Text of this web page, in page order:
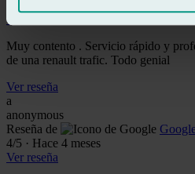
Ver reseña
Muy contento . Servicio rápido y
de una renault trafic. Todo genial
Ver reseña
a
anonymous
Reseña de
4/5 · Hace 4 meses
Ver reseña